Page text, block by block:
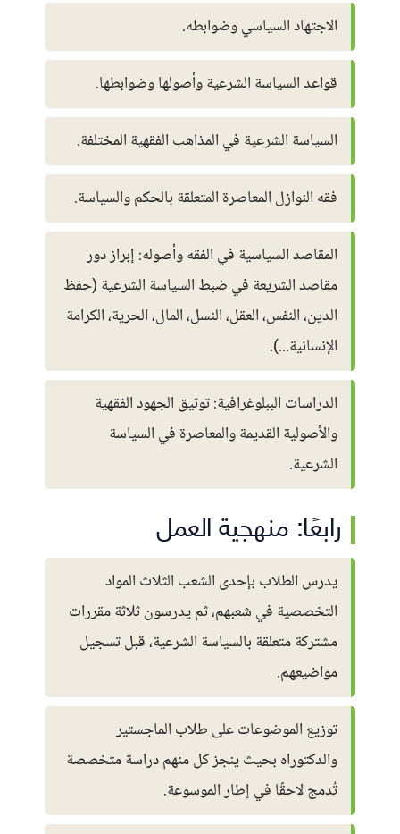
الاجتهاد السياسي وضوابطه.
قواعد السياسة الشرعية وأصولها وضوابطها.
السياسة الشرعية في المذاهب الفقهية المختلفة.
فقه النوازل المعاصرة المتعلقة بالحكم والسياسة.
المقاصد السياسية في الفقه وأصوله: إبراز دور
مقاصد الشريعة في ضبط السياسة الشرعية (حفظ
الدين، النفس، العقل، النسل، المال، الحرية، الكرامة
الإنسانية...).
الدراسات الببلوغرافية: توثيق الجهود الفقهية
والأصولية القديمة والمعاصرة في السياسة
الشرعية.
رابعًا: منهجية العمل
يدرس الطلاب بإحدى الشعب الثلاث المواد
التخصصية في شعبهم، ثم يدرسون ثلاثة مقررات
مشتركة متعلقة بالسياسة الشرعية، قبل تسجيل
مواضيعهم.
توزيع الموضوعات على طلاب الماجستير
والدكتوراه بحيث ينجز كل منهم دراسة متخصصة
تُدمج لاحقًا في إطار الموسوعة.